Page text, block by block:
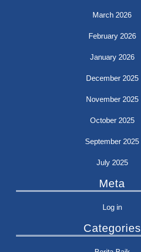
March 2026
February 2026
January 2026
December 2025
November 2025
October 2025
September 2025
July 2025
Meta
Log in
Categories